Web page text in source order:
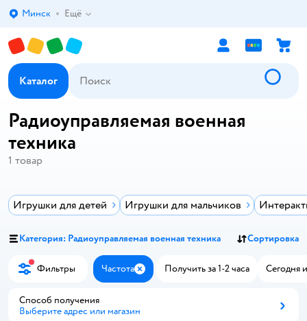
Выбор адреса доставки.
Минск Ещё
Каталог
Радиоуправляемая военная
техника
1 товар
Игрушки для детей Игрушки для мальчиков
Категория: Радиоуправляемая военная техника Сортировка
Фильтры Частота ЗакрытьПолучить за 1-2 часа Сегодня
Способ получения
Выберите адрес или магазин